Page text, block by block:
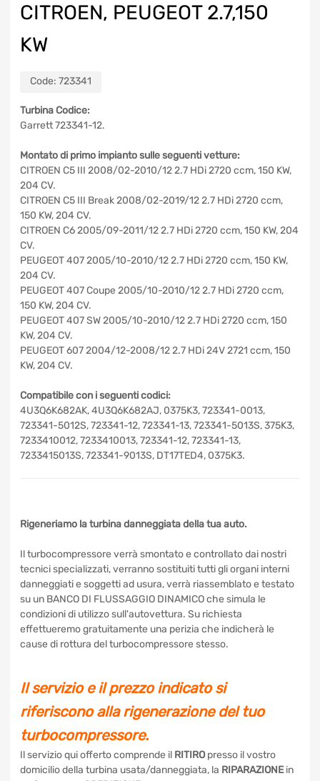
CITROEN, PEUGEOT 2.7,150
KW
Code: 723341
Turbina Codice:
Garrett 723341-12.
Montato di primo impianto sulle seguenti vetture:
CITROEN C5 III 2008/02-2010/12 2.7 HDi 2720 ccm, 150
KW, 204 CV.
CITROEN C5 III Break 2008/02-2019/12 2.7 HDi 2720 ccm,
150 KW, 204 CV.
CITROEN C6 2005/09-2011/12 2.7 HDi 2720 ccm, 150 KW,
204 CV.
PEUGEOT 407 2005/10-2010/12 2.7 HDi 2720 ccm, 150 KW,
204 CV.
PEUGEOT 407 Coupe 2005/10-2010/12 2.7 HDi 2720 ccm,
150 KW, 204 CV.
PEUGEOT 407 SW 2005/10-2010/12 2.7 HDi 2720 ccm, 150
KW, 204 CV.
PEUGEOT 607 2004/12-2008/12 2.7 HDi 24V 2721 ccm,
150 KW, 204 CV.
Compatibile con i seguenti codici:
4U3Q6K682AK, 4U3Q6K682AJ, 0375K3, 723341-0013,
723341-5012S, 723341-12, 723341-13, 723341-5013S,
375K3, 7233410012, 7233410013, 723341-12, 723341-13,
7233415013S, 723341-9013S, DT17TED4, 0375K3.
Rigeneriamo la turbina danneggiata della tua auto.
Il turbocompressore verrà smontato e controllato dai nostri
tecnici specializzati, verranno sostituiti tutti gli organi interni
danneggiati e soggetti ad usura, verrà riassemblato e
testato su un BANCO DI FLUSSAGGIO DINAMICO che
simula le condizioni di utilizzo sull'autovettura. Su richiesta
effettueremo gratuitamente una perizia che indicherà le
cause di rottura del turbocompressore stesso.
Il servizio e il prezzo indicato si
riferiscono alla rigenerazione del tuo
turbocompressore.
Il servizio qui offerto comprende il RITIROpresso il vostro
domicilio della turbina usata/danneggiata, la RIPARAZIONE